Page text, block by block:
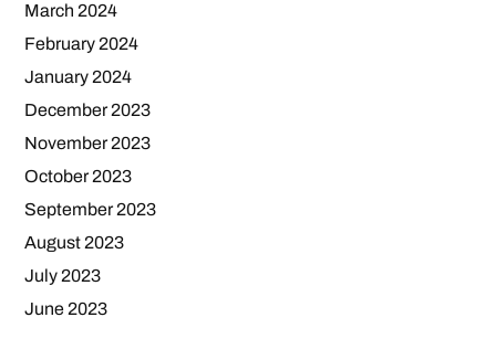
March 2024
February 2024
January 2024
December 2023
November 2023
October 2023
September 2023
August 2023
July 2023
June 2023